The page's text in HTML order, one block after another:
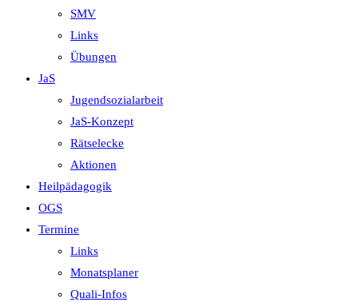
SMV
Links
Übungen
JaS
Jugendsozialarbeit
JaS-Konzept
Rätselecke
Aktionen
Heilpädagogik
OGS
Termine
Links
Monatsplaner
Quali-Infos